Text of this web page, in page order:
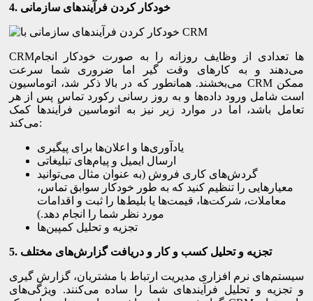
4. خودکار کردن فرآیندهای سازمانی
CRMها تعدادی از وظایف روزانه را به صورت خودکار انجام
می‌دهند و به کارهای وقت گیر اما ضروری شما سرعت
می‌بخشند. همانطور که در بالا ذکر شد، اتوماسیون CRM ممکن
است شامل ورود داده‌ها و به روز رسانی رکورد تماس پس از هر
تعامل باشد، اما در موارد زیر نیز به اتوماسین فرآیندها کمک
می‌کند:
یادآوری‌ها و اعلان‌ها برای پیگیری
ارسال ایمیل و پیام‌های تبلیغاتی
گردش‌های کاری فروش (به عنوان مثال می‌توانید
معیارهایی را تنظیم کنید که به طور خودکار سوابق تماس،
معاملات، شرکت‌ها، قیمت‌ها یا بلیط‌ها را ثبت و اقدامات
مورد نظر شما را انجام دهد.)
تجزیه و تحلیل کمپین‌ها
5. تجزیه و تحلیل کسب و کار و دریافت گزارش‌های مختلف
سیستم‌های نرم افزاری مدیریت ارتباط با مشتریان، گزارش گیری
و تجزیه و تحلیل فرآیندهای شما را ساده می‌کنند. ویژگی‌های